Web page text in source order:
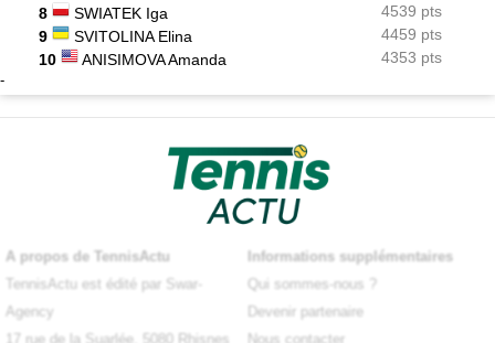
8
SWIATEK Iga
4539 pts
9
SVITOLINA Elina
4459 pts
10
ANISIMOVA Amanda 4353 pts
-
A propos de TennisActu
TennisActu est édité par Swar-
Agency
17 rue de la Suarlée, 5080 Rhisnes
Informations supplémentaires
Qui sommes-nous ?
Devenir partenaire
Nous contacter